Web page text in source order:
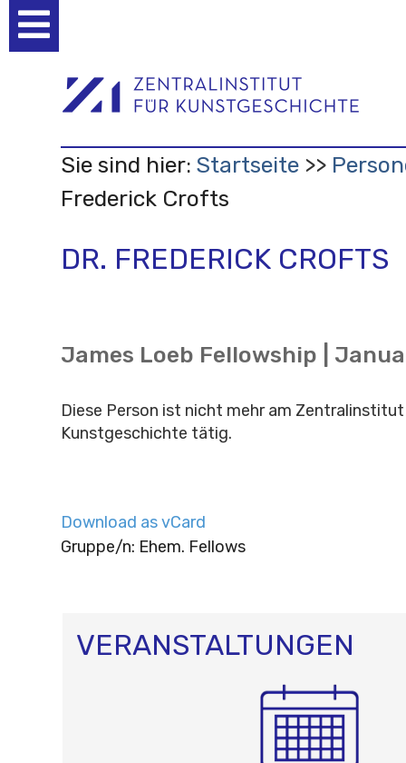
Werkzeuge
Sie sind hier: Startseite
Frederick Crofts
DR. FREDERICK CROFTS
James Loeb Fellowship |
Diese Person ist nicht mehr am
Kunstgeschichte tätig.
Download as vCard
Gruppe/n: Ehem. Fellows
VERANSTALTUNGEN